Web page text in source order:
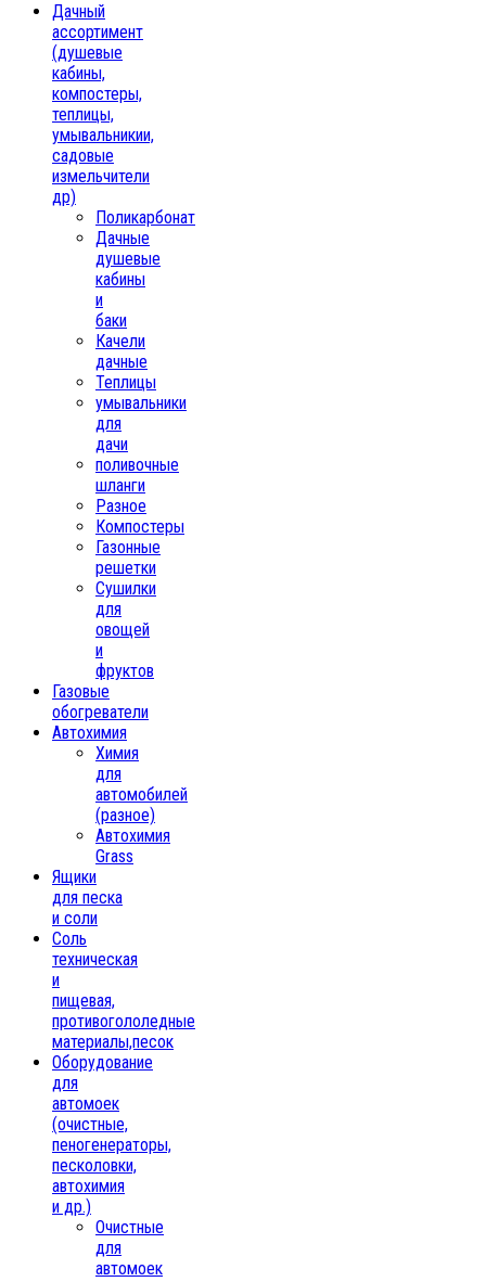
Дачный
ассортимент
(душевые
кабины,
компостеры,
теплицы,
умывальникии,
садовые
измельчители
др)
Поликарбонат
Дачные
душевые
кабины
и
баки
Качели
дачные
Теплицы
умывальники
для
дачи
поливочные
шланги
Разное
Компостеры
Газонные
решетки
Сушилки
для
овощей
и
фруктов
Газовые
обогреватели
Автохимия
Химия
для
автомобилей
(разное)
Автохимия
Grass
Ящики
для песка
и соли
Соль
техническая
и
пищевая,
противогололедные
материалы,песок
Oборудование
для
автомоек
(очистные,
пеногенераторы,
песколовки,
автохимия
и др.)
Очистные
для
автомоек